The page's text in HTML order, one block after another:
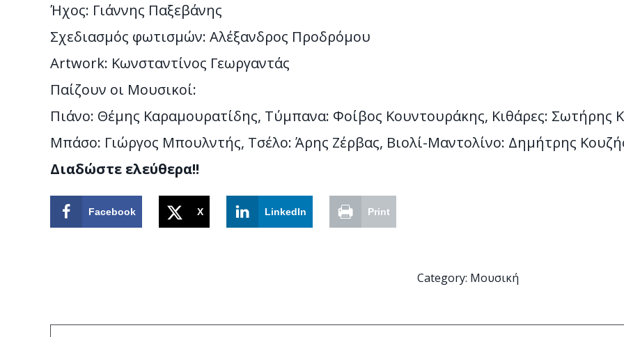
Ήχος: Γιάννης Παξεβάνης
Σχεδιασμός φωτισμών: Αλέξανδρος Προδρόμου
Artwork: Κωνσταντίνος Γεωργαντάς
Παίζουν οι Μουσικοί:
Πιάνο: Θέμης Καραμουρατίδης, Τύμπανα: Φοίβος Κουντουράκης, Κιθάρες: Σωτήρης
Μπάσο: Γιώργος Μπουλντής, Τσέλο: Άρης Ζέρβας, Βιολί-Μαντολίνο: Δημήτρης
Διαδώστε ελεύθερα!!
Facebook X LinkedIn Print
Category: Μουσική